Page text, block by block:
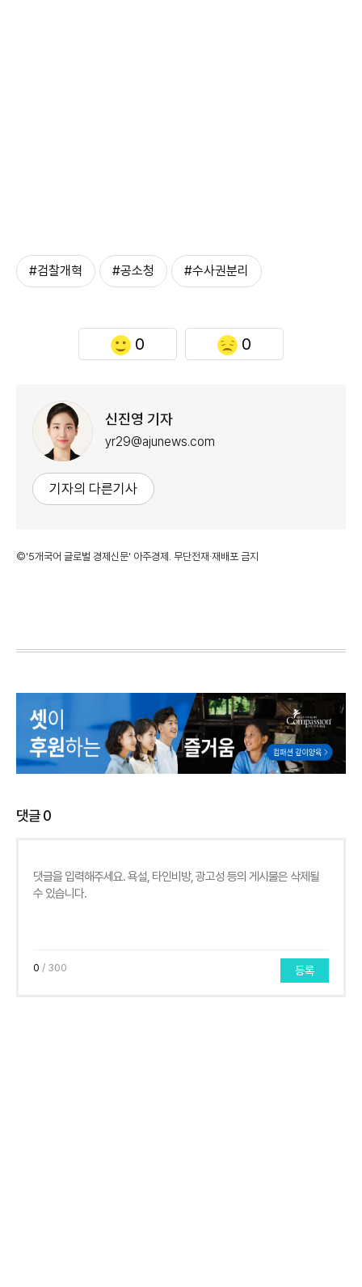
#검찰개혁 #공소청 #수사권분리
0 0
신진영 기자
yr29@ajunews.com
기자의 다른기사
©'5개국어 글로벌 경제신문' 아주경제. 무단전재·재배포 금지
댓글0
0 / 300 등록